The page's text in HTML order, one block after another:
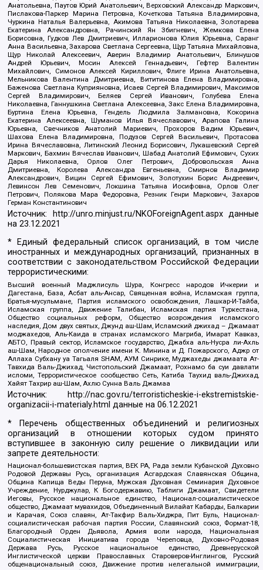
Анатольевна, Паутов Юрий Анатольевич, Верховский Александр Маркович,
Пислакова-Паркер Марина Петровна, Кочеткова Татьяна Владимировна,
Чуркина Наталья Валерьевна, Акимова Татьяна Николаевна, Золотарева
Екатерина Александровна, Рачинский Ян Збигневич, Жемкова Елена
Борисовна, Гудков Лев Дмитриевич, Илларионова Юлия Юрьевна, Саранг
Анна Васильевна, Захарова Светлана Сергеевна, Щур Татьяна Михайловна,
Щур Николай Алексеевич, Аверин Владимир Анатольевич, Блинушов
Андрей Юрьевич, Мосин Алексей Геннадьевич, Гефтер Валентин
Михайлович, Симонов Алексей Кириллович, Флиге Ирина Анатольевна,
Мельникова Валентина Дмитриевна, Вититинова Елена Владимировна,
Баженова Светлана Куприяновна, Исаев Сергей Владимирович, Максимов
Сергей Владимирович, Беляев Сергей Иванович, Голубева Елена
Николаевна, Ганнушкина Светлана Алексеевна, Закс Елена Владимировна,
Буртина Елена Юрьевна, Гендель Людмила Залмановна, Кокорина
Екатерина Алексеевна, Шуманов Илья Вячеславович, Арапова Галина
Юрьевна, Свечников Анатолий Мариевич, Прохоров Вадим Юрьевич,
Шахова Елена Владимировна, Подузов Сергей Васильевич, Протасова
Ирина Вячеславовна, Литинский Леонид Борисович, Лукашевский Сергей
Маркович, Бахмин Вячеслав Иванович, Шабад Анатолий Ефимович, Сухих
Дарья Николаевна, Орлов Олег Петрович, Добровольская Анна
Дмитриевна, Королева Александра Евгеньевна, Смирнов Владимир
Александрович, Вицин Сергей Ефимович, Золотухин Борис Андреевич,
Левинсон Лев Семенович, Локшина Татьяна Иосифовна, Орлов Олег
Петрович, Полякова Мара Федоровна, Резник Генри Маркович, Захаров
Герман Константинович
Источник: http://unro.minjust.ru/NKOForeignAgent.aspxданные
на23.12.2021
* Единый федеральный список организаций, в том числе
иностранных и международных организаций, признанных в
соответствии с законодательством Российской Федерации
террористическими:
Высший военный Маджлисуль Шура, Конгресс народов Ичкерии и
Дагестана, База, Асбат аль-Ансар, Священная война, Исламская группа,
Братья-мусульмане, Партия исламского освобождения, Лашкар-И-Тайба,
Исламская группа, Движение Талибан, Исламская партия Туркестана,
Общество социальных реформ, Общество возрождения исламского
наследия, Дом двух святых, Джунд аш-Шам, Исламский джихад – Джамаат
моджахедов, Аль-Каида в странах исламского Магриба, Имарат Кавказ,
АБТО, Правый сектор, Исламское государство, Джабха аль-Нусра ли-Ахль
аш-Шам, Народное ополчение имени К. Минина и Д. Пожарского, Аджр от
Аллаха Субхану уа Тагьаля SHAM, АУМ Синрике, Муджахеды джамаата Ат-
Тавхида Валь-Джихад, Чистопольский Джамаат, Рохнамо ба суи давлати
исломи, Террористическое сообщество Сеть, Катиба Таухид валь-Джихад,
Хайят Тахрир аш-Шам, Ахлю Сунна Валь Джамаа
Источник:
http://nac.gov.ru/terroristicheskie-i-ekstremistskie-
organizacii-i-materialy.html данные на06.12.2021
* Перечень общественных объединений и религиозных
организаций в отношении которых судом принято
вступившее в законную силу решение о ликвидации или
запрете деятельности:
Национал-большевистская партия, ВЕК РА, Рада земли Кубанской Духовно
Родовой Державы Русь, организация Асгардская Славянская Община,
Община Капища Веды Перуна, Мужская Духовная Семинария Духовное
Учреждение, Нурджулар, К Богодержавию, Таблиги Джамаат, Свидетели
Иеговы, Русское национальное единство, Национал-социалистическое
общество, Джамаат мувахидов, Объединенный Вилайат Кабарды, Балкарии
и Карачая, Союз славян, Ат-Такфир Валь-Хиджра, Пит Буль, Национал-
социалистическая рабочая партия России, Славянский союз, Формат-18,
Благородный Орден Дьявола, Армия воли народа, Национальная
Социалистическая Инициатива города Череповца, Духовно-Родовая
Держава Русь, Русское национальное единство, Древнерусской
Инглистической церкви Православных Староверов-Инглингов, Русский
общенациональный союз, Движение против нелегальной иммиграции,